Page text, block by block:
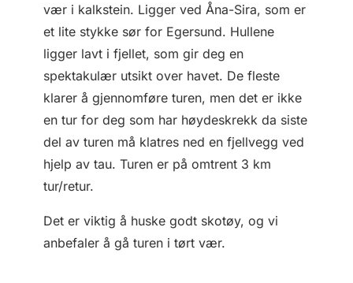
vær i kalkstein. Ligger ved Åna-Sira, som er
et lite stykke sør for Egersund. Hullene
ligger lavt i fjellet, som gir deg en
spektakulær utsikt over havet. De fleste
klarer å gjennomføre turen, men det er ikke
en tur for deg som har høydeskrekk da siste
del av turen må klatres ned en fjellvegg ved
hjelp av tau. Turen er på omtrent 3 km
tur/retur.
Det er viktig å huske godt skotøy, og vi
anbefaler å gå turen i tørt vær.